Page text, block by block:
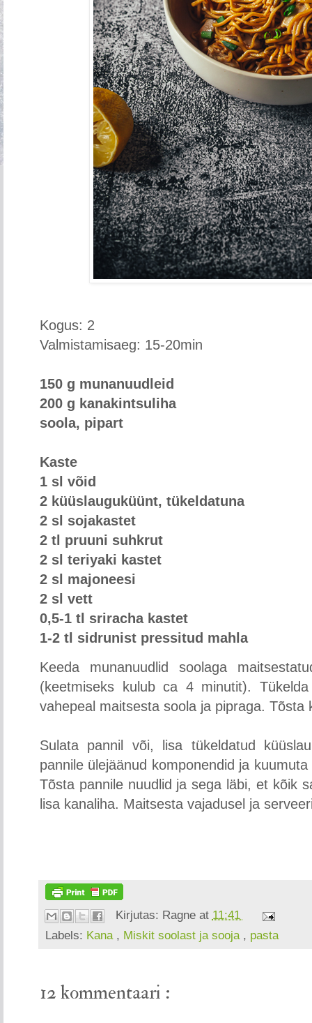
Kogus: 2
Valmistamisaeg: 15-20min
150 g munanuudleid
200 g kanakintsuliha
soola, pipart
Kaste
1 sl võid
2 küüslauguküünt, tükeldatuna
2 sl sojakastet
2 tl pruuni suhkrut
2 sl teriyaki kastet
2 sl majoneesi
2 sl vett
0,5-1 tl sriracha kastet
1-2 tl sidrunist pressitud mahla
Keeda munanuudlid soolaga
(keetmiseks kulub ca 4 minutit).
vahepeal maitsesta soola ja pipraga. Tõsta
Sulata pannil või, lisa tükeldatud
pannile ülejäänud komponendid ja
Tõsta pannile nuudlid ja sega läbi, et kõik
lisa kanaliha. Maitsesta vajadusel ja
Kirjutas: Ragne at 11:41
Labels: Kana , Miskit soolast ja sooja , pasta
12 kommentaari :